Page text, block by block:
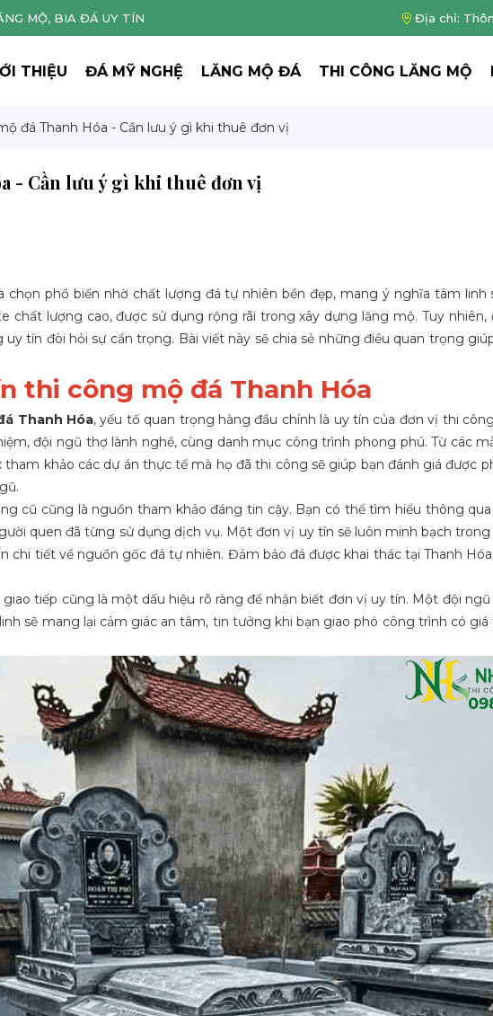
MỘ, BIA ĐÁ UY TÍN Địa chỉ:
THIỆU ĐÁ MỸ NGHỆ LĂNG MỘ ĐÁ THI CÔNG LĂNG MỘ
đá Thanh Hóa - Cần lưu ý gì khi thuê đơn vị
- Cần lưu ý gì khi thuê đơn vị
chọn phổ biến nhờ chất lượng đá tự nhiên bền đẹp, mang ý nghĩa tâm linh
chất lượng cao, được sử dụng rộng rãi trong xây dựng lăng mộ. Tuy
tín đòi hỏi sự cẩn trọng. Bài viết này sẽ chia sẻ những điều quan trọng
thi công mộ đá Thanh Hóa
Thanh Hóa, yếu tố quan trọng hàng đầu chính là uy tín của đơn vị thi
đội ngũ thợ lành nghề, cùng danh mục công trình phong phú. Từ các
tham khảo các dự án thực tế mà họ đã thi công sẽ giúp bạn đánh giá được
cũ cũng là nguồn tham khảo đáng tin cậy. Bạn có thể tìm hiểu thông
quen đã từng sử dụng dịch vụ. Một đơn vị uy tín sẽ luôn minh bạch
chi tiết về nguồn gốc đá tự nhiên. Đảm bảo đá được khai thác tại Thanh
tiếp cũng là một dấu hiệu rõ ràng để nhận biết đơn vị uy tín. Một đội
sẽ mang lại cảm giác an tâm, tin tưởng khi bạn giao phó công trình có